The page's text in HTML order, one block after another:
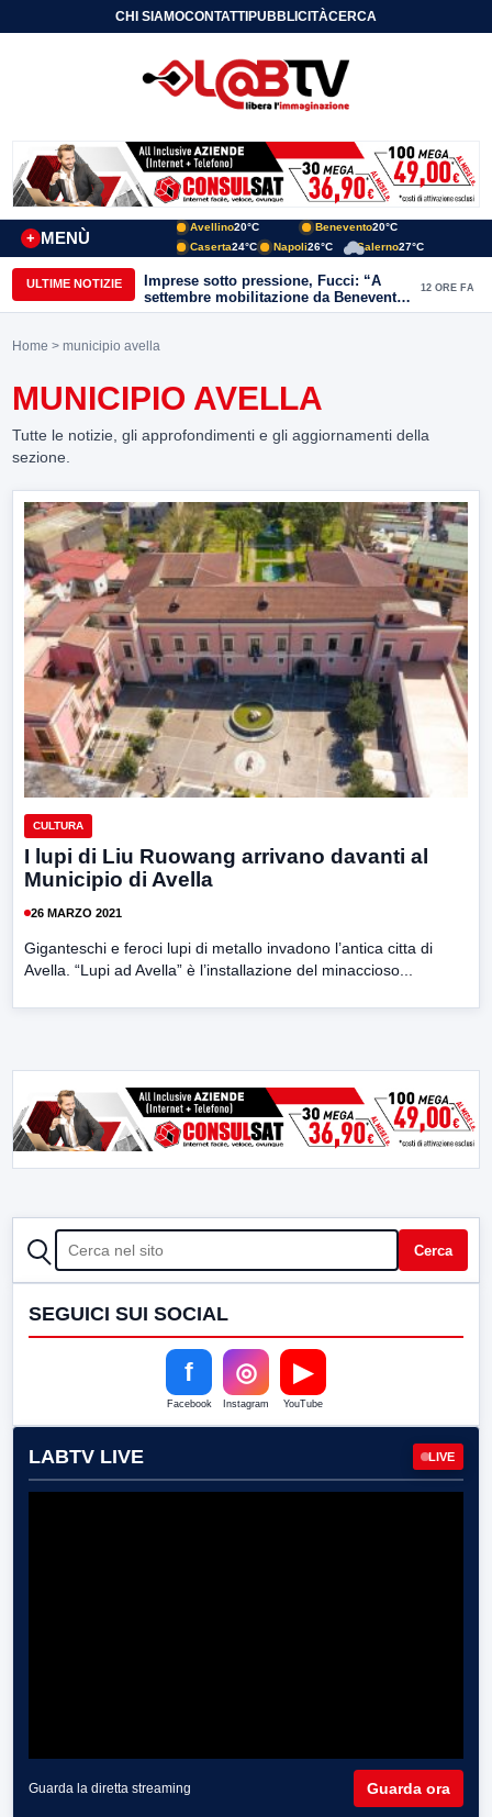
CHI SIAMOCONTATTIPUBBLICITÀCERCA
MENÙ
+
Avellino20°C Benevento20°C
Caserta24°C Napoli26°C Salerno27°C
ULTIME NOTIZIE
Imprese sotto pressione, Fucci: “A
settembre mobilitazione da Benevento
e Avellino”
12 ORE FA
Home > municipio avella
MUNICIPIO AVELLA
Tutte le notizie, gli approfondimenti e gli aggiornamenti della
sezione.
CULTURA
I lupi di Liu Ruowang arrivano davanti al
Municipio di Avella
26 MARZO 2021
Giganteschi e feroci lupi di metallo invadono l’antica citta di
Avella. “Lupi ad Avella” è l’installazione del minaccioso...
CERCA Cerca
SEGUICI SUI SOCIAL
f
Facebook
◎
Instagram
▶
YouTube
LABTV LIVE LIVE
Guarda la diretta streaming Guarda ora